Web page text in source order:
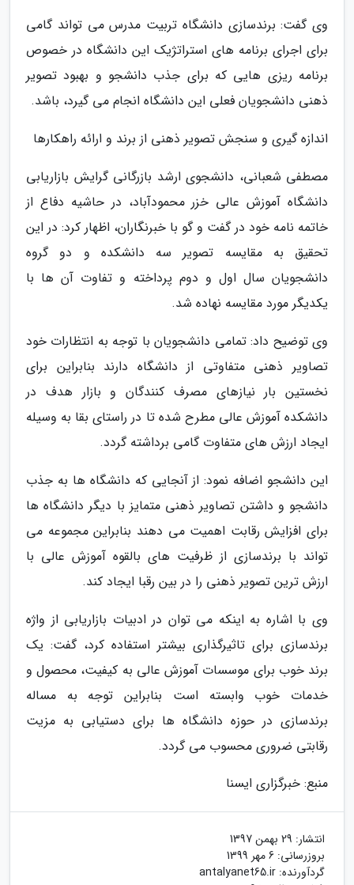
وی گفت: برندسازی دانشگاه تربیت مدرس می تواند گامی
برای اجرای برنامه های استراتژیک این دانشگاه در خصوص
برنامه ریزی هایی که برای جذب دانشجو و بهبود تصویر
ذهنی دانشجویان فعلی این دانشگاه انجام می گیرد، باشد.
اندازه گیری و سنجش تصویر ذهنی از برند و ارائه راهکارها
مصطفی شعبانی، دانشجوی ارشد بازرگانی گرایش بازاریابی
دانشگاه آموزش عالی خزر محمودآباد، در حاشیه دفاع از
خاتمه نامه خود در گفت و گو با خبرنگاران، اظهار کرد: در این
تحقیق به مقایسه تصویر سه دانشکده و دو گروه
دانشجویان سال اول و دوم پرداخته و تفاوت آن ها با
یکدیگر مورد مقایسه نهاده شد.
وی توضیح داد: تمامی دانشجویان با توجه به انتظارات خود
تصاویر ذهنی متفاوتی از دانشگاه دارند بنابراین برای
نخستین بار نیازهای مصرف کنندگان و بازار هدف در
دانشکده آموزش عالی مطرح شده تا در راستای بقا به وسیله
ایجاد ارزش های متفاوت گامی برداشته گردد.
این دانشجو اضافه نمود: از آنجایی که دانشگاه ها به جذب
دانشجو و داشتن تصاویر ذهنی متمایز با دیگر دانشگاه ها
برای افزایش رقابت اهمیت می دهند بنابراین مجموعه می
تواند با برندسازی از ظرفیت های بالقوه آموزش عالی با
ارزش ترین تصویر ذهنی را در بین رقبا ایجاد کند.
وی با اشاره به اینکه می توان در ادبیات بازاریابی از واژه
برندسازی برای تاثیرگذاری بیشتر استفاده کرد، گفت: یک
برند خوب برای موسسات آموزش عالی به کیفیت، محصول و
خدمات خوب وابسته است بنابراین توجه به مساله
برندسازی در حوزه دانشگاه ها برای دستیابی به مزیت
رقابتی ضروری محسوب می گردد.
منبع: خبرگزاری ایسنا
انتشار: 29 بهمن 1397
بروزرسانی: 6 مهر 1399
گردآورنده: antalyanet65.ir